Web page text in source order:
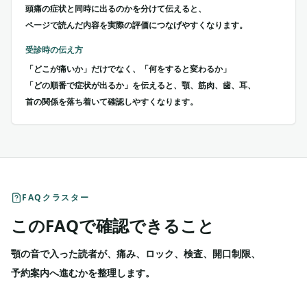
頭痛の症状と同時に出るのかを分けて伝えると、
ページで読んだ内容を実際の評価につなげやすくなります。
受診時の伝え方
「どこが痛いか」だけでなく、「何をすると変わるか」
「どの順番で症状が出るか」を伝えると、顎、筋肉、歯、耳、
首の関係を落ち着いて確認しやすくなります。
FAQクラスター
このFAQで確認できること
顎の音で入った読者が、痛み、ロック、検査、開口制限、
予約案内へ進むかを整理します。